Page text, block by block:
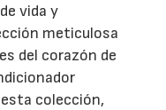
vida y
meticulosa
del corazón de
colección,